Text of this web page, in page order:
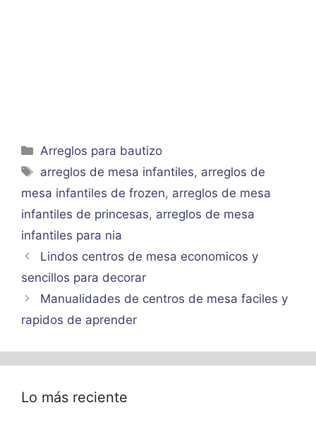
Categorías
Arreglos para bautizo
Etiquetas
arreglos de mesa infantiles, arreglos de
mesa infantiles de frozen, arreglos de mesa
infantiles de princesas, arreglos de mesa
infantiles para nia
Lindos centros de mesa economicos y
sencillos para decorar
Manualidades de centros de mesa faciles y
rapidos de aprender
Lo más reciente